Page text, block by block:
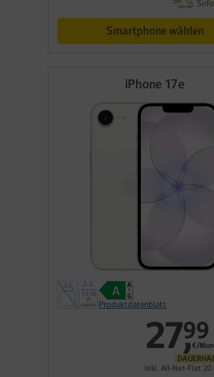
Smartphone wählen
iPhone 17e
Produktdatenblatt
27,
99
€/
Inkl. All-Net-Flat 20